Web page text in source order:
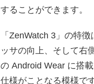
することができます。
「ZenWatch 3」の特
ッサの向上、そして右
の Android Wear に搭
仕様がことなる模様です